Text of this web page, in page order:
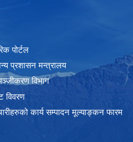
पोर्टल
प्रशासन मन्त्रालय
विभाग
विवरण
कार्य सम्पादन मूल्याङ्कन फारम